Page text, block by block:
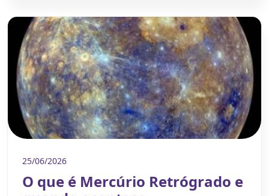
25/06/2026
O que é Mercúrio Retrógrado e